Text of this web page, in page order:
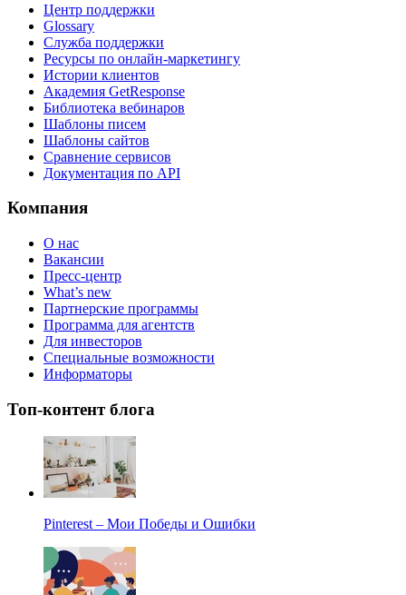
Центр поддержки
Glossary
Служба поддержки
Ресурсы по онлайн-маркетингу
Истории клиентов
Академия GetResponse
Библиотека вебинаров
Шаблоны писем
Шаблоны сайтов
Сравнение сервисов
Документация по API
Компания
О нас
Вакансии
Пресс-центр
What’s new
Партнерские программы
Программа для агентств
Для инвесторов
Специальные возможности
Информаторы
Топ-контент блога
Pinterest – Мои Победы и Ошибки